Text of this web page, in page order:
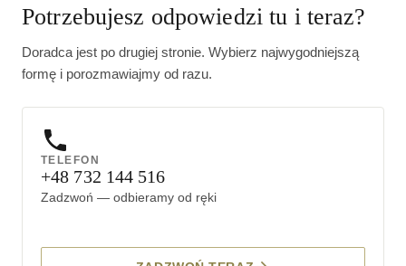
Potrzebujesz odpowiedzi tu i teraz?
Doradca jest po drugiej stronie. Wybierz najwygodniejszą
formę i porozmawiajmy od razu.
TELEFON
+48 732 144 516
Zadzwoń — odbieramy od ręki